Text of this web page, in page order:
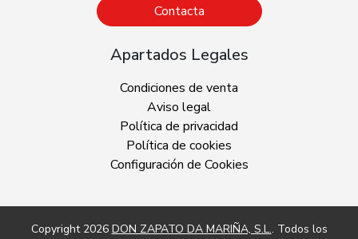
Contacta
Apartados Legales
Condiciones de venta
Aviso legal
Política de privacidad
Política de cookies
Configuración de Cookies
Copyright 2026 DON ZAPATO DA MARIÑA, S.L.. Todos los